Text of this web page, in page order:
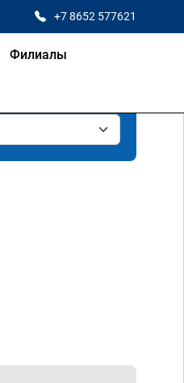
+7 8652 577621
Филиалы